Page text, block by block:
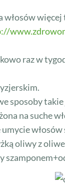
włosów więcej
raz w
sposoby
na suche
oliwy z